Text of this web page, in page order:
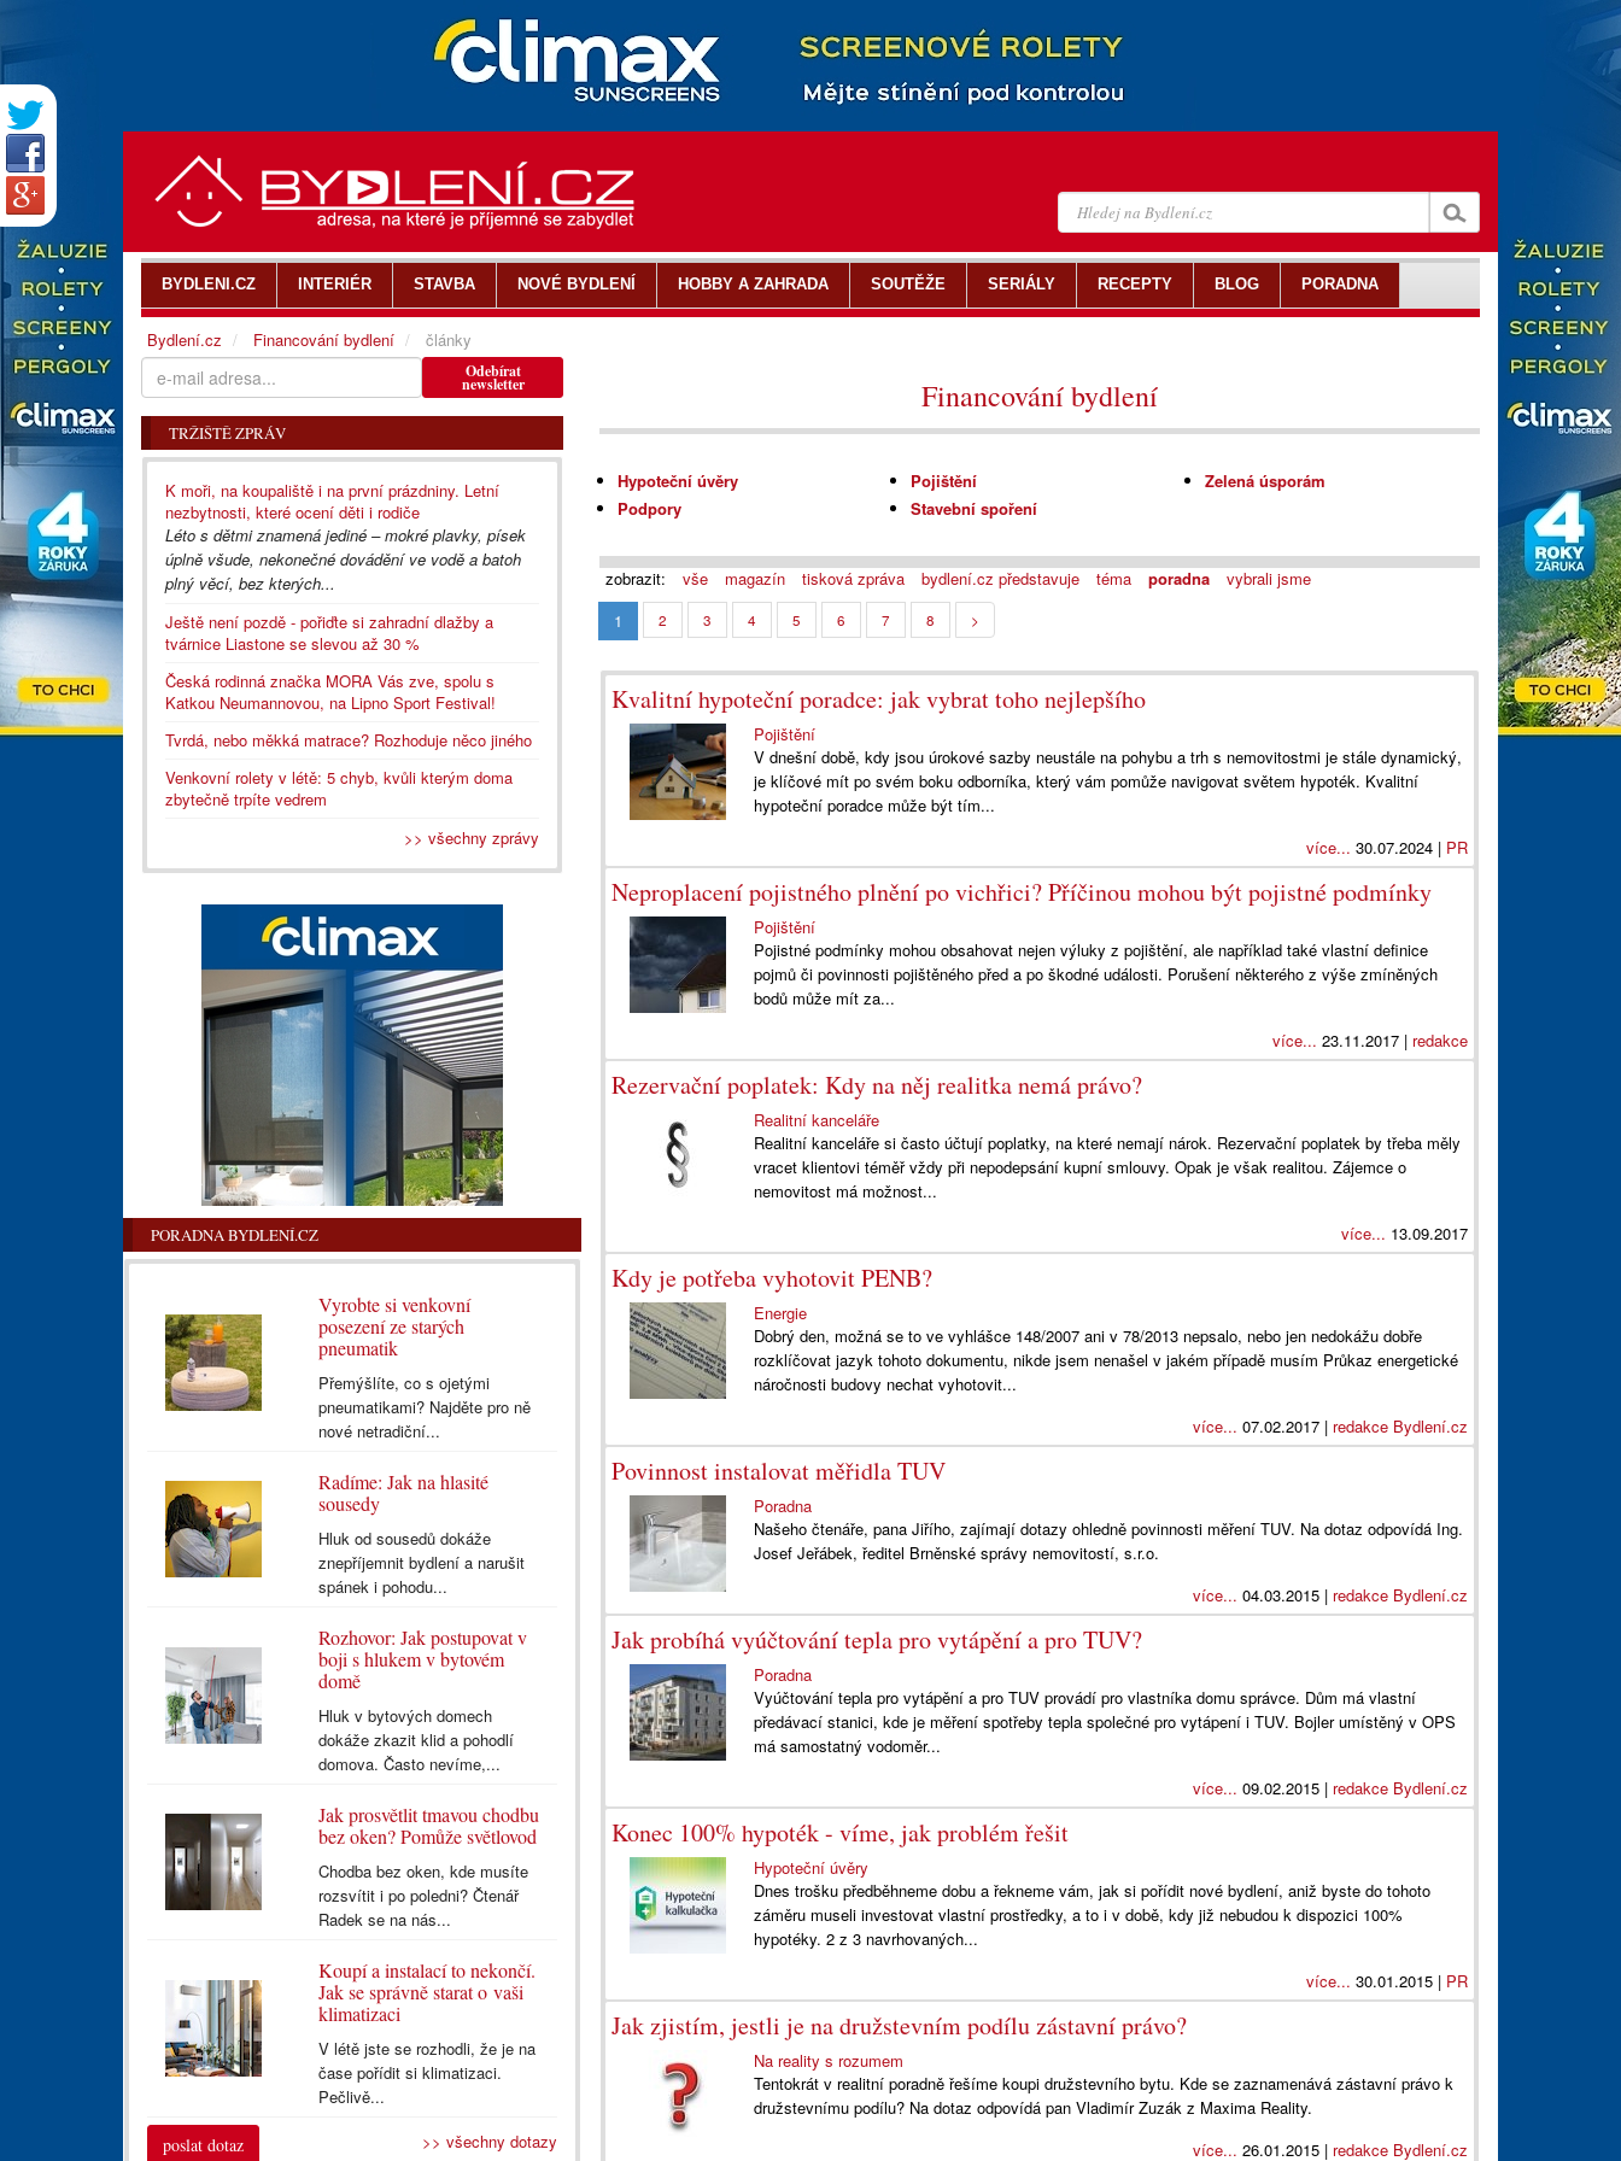
Financování bydlení
Hypoteční úvěry
Podpory
Pojištění
Stavební spoření
Zelená úsporám
zobrazit: vše magazín tisková zpráva bydlení.cz představuje téma poradna
vybrali jsme
1
2 3 4 5 6 7 8 >
Kvalitní hypoteční poradce: jak vybrat toho nejlepšího
Pojištění
V dnešní době, kdy jsou úrokové sazby neustále na pohybu a trh s nemovitostmi je stále dynamický,
je klíčové mít po svém boku odborníka, který vám pomůže navigovat světem hypoték. Kvalitní
hypoteční poradce může být tím...
více... 30.07.2024 | PR
Neproplacení pojistného plnění po vichřici? Příčinou mohou být pojistné podmínky
Pojištění
Pojistné podmínky mohou obsahovat nejen výluky z pojištění, ale například také vlastní definice
pojmů či povinnosti pojištěného před a po škodné události. Porušení některého z výše zmíněných
bodů může mít za...
více... 23.11.2017 | redakce
Rezervační poplatek: Kdy na něj realitka nemá právo?
Realitní kanceláře
Realitní kanceláře si často účtují poplatky, na které nemají nárok. Rezervační poplatek by třeba měly
vracet klientovi téměř vždy při nepodepsání kupní smlouvy. Opak je však realitou. Zájemce o
nemovitost má možnost...
více... 13.09.2017
Kdy je potřeba vyhotovit PENB?
Energie
Dobrý den, možná se to ve vyhlášce 148/2007 ani v 78/2013 nepsalo, nebo jen nedokážu dobře
rozklíčovat jazyk tohoto dokumentu, nikde jsem nenašel v jakém případě musím Průkaz energetické
náročnosti budovy nechat vyhotovit...
více... 07.02.2017 | redakce Bydlení.cz
Povinnost instalovat měřidla TUV
Poradna
Našeho čtenáře, pana Jiřího, zajímají dotazy ohledně povinnosti měření TUV. Na dotaz odpovídá Ing.
Josef Jeřábek, ředitel Brněnské správy nemovitostí, s.r.o.
více... 04.03.2015 | redakce Bydlení.cz
Jak probíhá vyúčtování tepla pro vytápění a pro TUV?
Poradna
Vyúčtování tepla pro vytápění a pro TUV provádí pro vlastníka domu správce. Dům má vlastní
předávací stanici, kde je měření spotřeby tepla společné pro vytápení i TUV. Bojler umístěný v OPS
má samostatný vodoměr...
více... 09.02.2015 | redakce Bydlení.cz
Konec 100% hypoték - víme, jak problém řešit
Hypoteční úvěry
Dnes trošku předběhneme dobu a řekneme vám, jak si pořídit nové bydlení, aniž byste do tohoto
záměru museli investovat vlastní prostředky, a to i v době, kdy již nebudou k dispozici 100%
hypotéky. 2 z 3 navrhovaných...
více... 30.01.2015 | PR
Jak zjistím, jestli je na družstevním podílu zástavní právo?
Na reality s rozumem
Tentokrát v realitní poradně řešíme koupi družstevního bytu. Kde se zaznamenává zástavní právo k
družstevnímu podílu? Na dotaz odpovídá pan Vladimír Zuzák z Maxima Reality.
více... 26.01.2015 | redakce Bydlení.cz
Odebírat
newsletter
TRŽIŠTĚ ZPRÁV
K moři, na koupaliště i na první prázdniny. Letní
nezbytnosti, které ocení děti i rodiče
Léto s dětmi znamená jediné – mokré plavky, písek
úplně všude, nekonečné dovádění ve vodě a batoh
plný věcí, bez kterých...
Ještě není pozdě - pořiďte si zahradní dlažby a
tvárnice Liastone se slevou až 30 %
Česká rodinná značka MORA Vás zve, spolu s
Katkou Neumannovou, na Lipno Sport Festival!
Tvrdá, nebo měkká matrace? Rozhoduje něco jiného
Venkovní rolety v létě: 5 chyb, kvůli kterým doma
zbytečně trpíte vedrem
>> všechny zprávy
PORADNA BYDLENÍ.CZ
Vyrobte si venkovní
posezení ze starých
pneumatik
Přemýšlíte, co s ojetými
pneumatikami? Najděte pro ně
nové netradiční...
Radíme: Jak na hlasité
sousedy
Hluk od sousedů dokáže
znepříjemnit bydlení a narušit
spánek i pohodu...
Rozhovor: Jak postupovat v
boji s hlukem v bytovém
domě
Hluk v bytových domech
dokáže zkazit klid a pohodlí
domova. Často nevíme,...
Jak prosvětlit tmavou chodbu
bez oken? Pomůže světlovod
Chodba bez oken, kde musíte
rozsvítit i po poledni? Čtenář
Radek se na nás...
Koupí a instalací to nekončí.
Jak se správně starat o vaši
klimatizaci
V létě jste se rozhodli, že je na
čase pořídit si klimatizaci.
Pečlivě...
poslat dotaz >> všechny dotazy
BYDLENI.CZ INTERIÉR STAVBA NOVÉ BYDLENÍ HOBBY A ZAHRADA SOUTĚŽE SERIÁLY RECEPTY BLOG PORADNA
Bydlení.cz Financování bydlení články